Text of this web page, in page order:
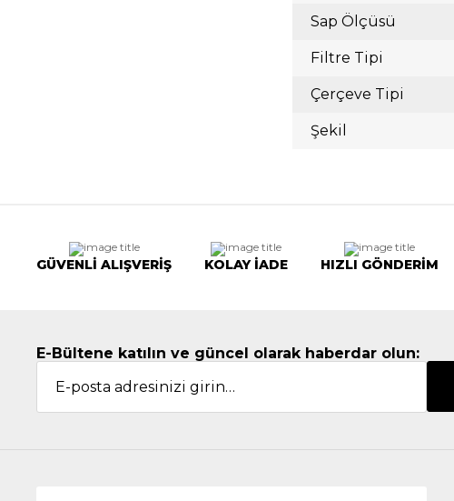
Sap Ölçüsü
Filtre Tipi
Çerçeve Tipi
Şekil
GÜVENLİ ALIŞVERİŞ KOLAY İADE HIZLI GÖNDERİM
E-Bültene katılın ve güncel olarak haberdar olun: